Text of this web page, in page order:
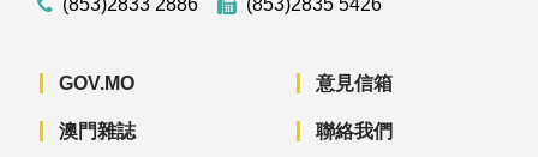
(853)2833 2886
(853)2835 5426
GOV.MO
澳門雜誌
意見信箱
聯絡我們